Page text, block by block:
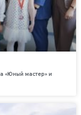
«Юный мастер» и